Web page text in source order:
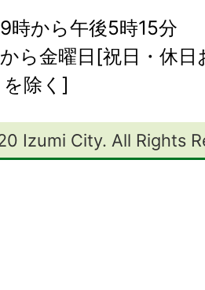
時から午後5時15分
ら金曜日[祝日・休
除く]
Izumi City. All Rights